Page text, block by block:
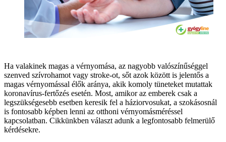
Ha valakinek magas a vérnyomása, az nagyobb valószínűséggel
szenved szívrohamot vagy stroke-ot, sőt azok között is jelentős a
magas vérnyomással élők aránya, akik komoly tüneteket mutattak
koronavírus-fertőzés esetén. Most, amikor az emberek csak a
legszükségesebb esetben keresik fel a háziorvosukat, a szokásosnál
is fontosabb képben lenni az otthoni vérnyomásméréssel
kapcsolatban. Cikkünkben választ adunk a legfontosabb felmerülő
kérdésekre.